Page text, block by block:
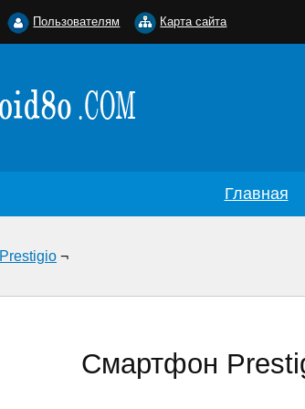
Главная
Prestigio ¬
Смартфон
Пользователям Карта сайта